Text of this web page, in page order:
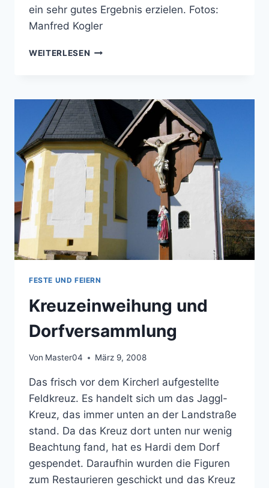
ein sehr gutes Ergebnis erzielen. Fotos:
Manfred Kogler
WEITERLESEN SCHROTTSAMMLUNG
FESTE UND FEIERN
Kreuzeinweihung und
Dorfversammlung
Von Master04 März 9, 2008
Das frisch vor dem Kircherl aufgestellte
Feldkreuz. Es handelt sich um das Jaggl-
Kreuz, das immer unten an der Landstraße
stand. Da das Kreuz dort unten nur wenig
Beachtung fand, hat es Hardi dem Dorf
gespendet. Daraufhin wurden die Figuren
zum Restaurieren geschickt und das Kreuz